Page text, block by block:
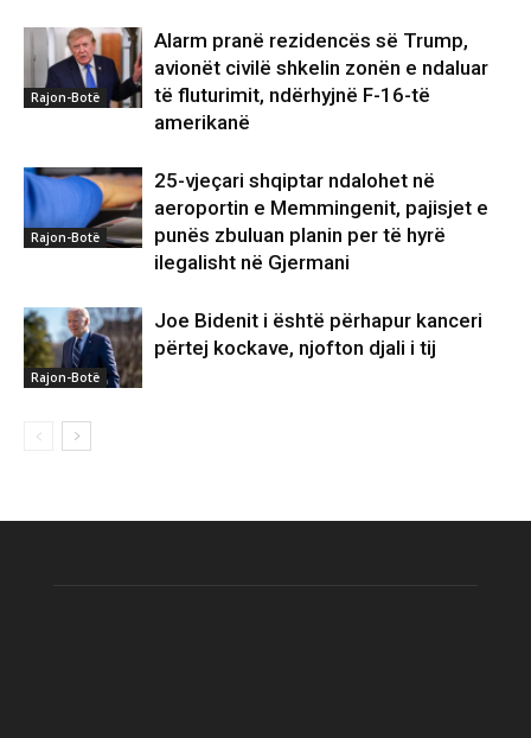
Rajon-Botë
Alarm pranë rezidencës së Trump,
avionët civilë shkelin zonën e ndaluar
të fluturimit, ndërhyjnë F-16-të
amerikanë
Rajon-Botë
25-vjeçari shqiptar ndalohet në
aeroportin e Memmingenit, pajisjet e
punës zbuluan planin per të hyrë
ilegalisht në Gjermani
Rajon-Botë
Joe Bidenit i është përhapur kanceri
përtej kockave, njofton djali i tij